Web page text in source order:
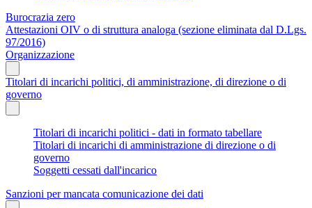
Burocrazia zero
Attestazioni OIV o di struttura analoga (sezione eliminata dal D.Lgs.
97/2016)
Organizzazione
Titolari di incarichi politici, di amministrazione, di direzione o di
governo
Titolari di incarichi politici - dati in formato tabellare
Titolari di incarichi di amministrazione di direzione o di
governo
Soggetti cessati dall'incarico
Sanzioni per mancata comunicazione dei dati